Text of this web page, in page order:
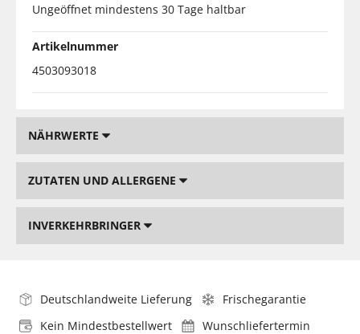
Ungeöffnet mindestens 30 Tage haltbar
Artikelnummer
4503093018
NÄHRWERTE
ZUTATEN UND ALLERGENE
INVERKEHRBRINGER
Deutschlandweite Lieferung
Frischegarantie
Kein Mindestbestellwert
Wunschliefertermin